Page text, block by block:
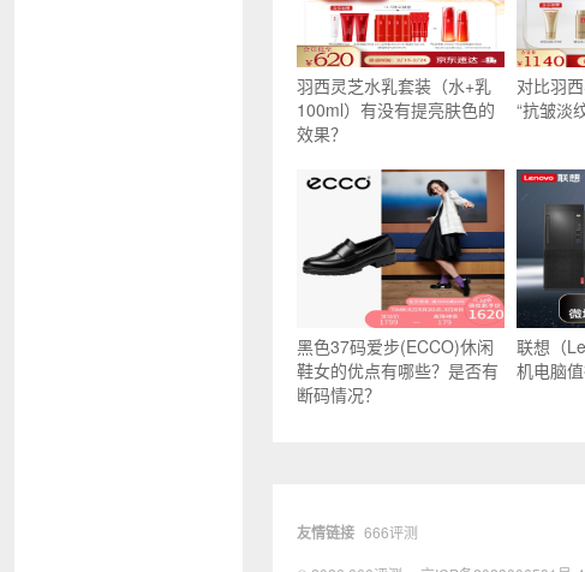
羽西灵芝水乳套装（水+乳
100ml）有没有提亮肤色的
效果？
对比羽
“抗皱淡
黑色37码爱步(ECCO)休闲
鞋女的优点有哪些？是否有
断码情况？
联想（
机电脑
友情链接 666评测